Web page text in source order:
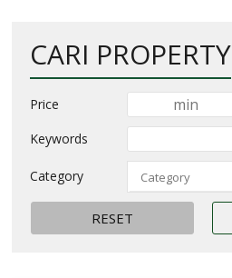
CARI PROPERTY
Price
Keywords
Category